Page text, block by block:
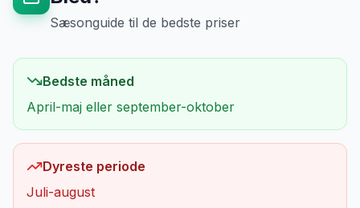
Sæsonguide til de bedste priser
Bedste måned
April-maj eller september-oktober
Dyreste periode
Juli-august